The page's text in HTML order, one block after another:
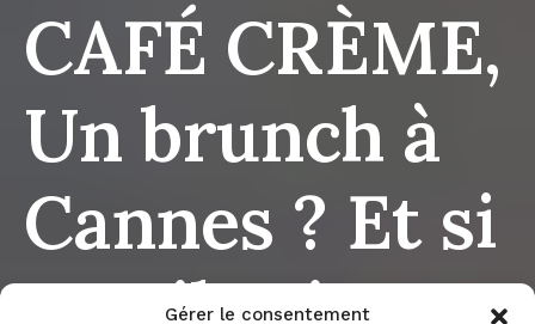
Gérer le consentement
CAFÉ CRÈME,
Un brunch à
Cannes ? Et si